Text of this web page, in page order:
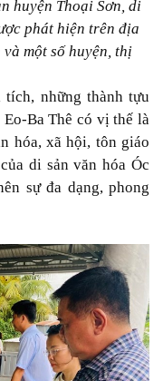
huyện Thoại Sơn, di
phát hiện trên địa
một số huyện, thị
những thành tựu
Ba Thê có vị thế là
hóa, xã hội, tôn giáo
di sản văn hóa Óc
sự đa dạng, phong